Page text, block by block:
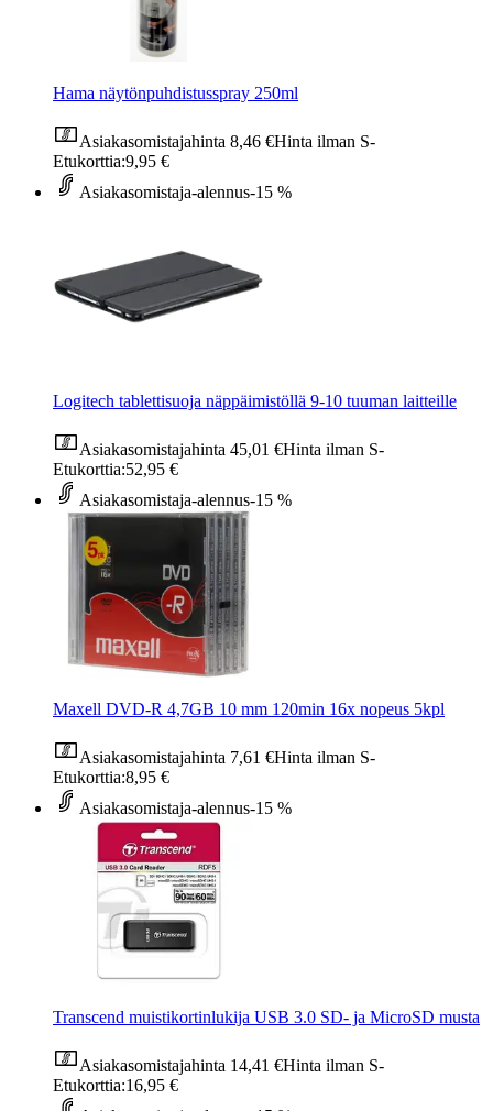
Hama näytönpuhdistusspray 250ml
Asiakasomistajahinta 8,46 €Hinta ilman S-
Etukorttia:9,95 €
Asiakasomistaja-alennus-15 %
Logitech tablettisuoja näppäimistöllä 9-10 tuuman laitteille
Asiakasomistajahinta 45,01 €Hinta ilman S-
Etukorttia:52,95 €
Asiakasomistaja-alennus-15 %
Maxell DVD-R 4,7GB 10 mm 120min 16x nopeus 5kpl
Asiakasomistajahinta 7,61 €Hinta ilman S-
Etukorttia:8,95 €
Asiakasomistaja-alennus-15 %
Transcend muistikortinlukija USB 3.0 SD- ja MicroSD musta
Asiakasomistajahinta 14,41 €Hinta ilman S-
Etukorttia:16,95 €